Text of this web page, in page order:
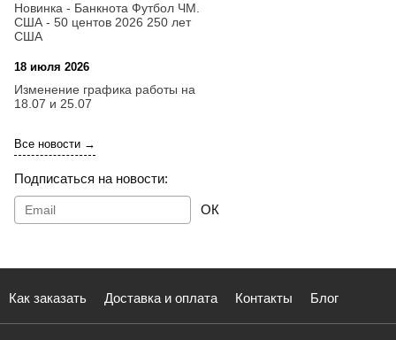
Новинка - Банкнота Футбол ЧМ.
США - 50 центов 2026 250 лет
США
18 июля 2026
Изменение графика работы на
18.07 и 25.07
Все новости →
Подписаться на новости:
ОК
Как заказать Доставка и оплата Контакты Блог